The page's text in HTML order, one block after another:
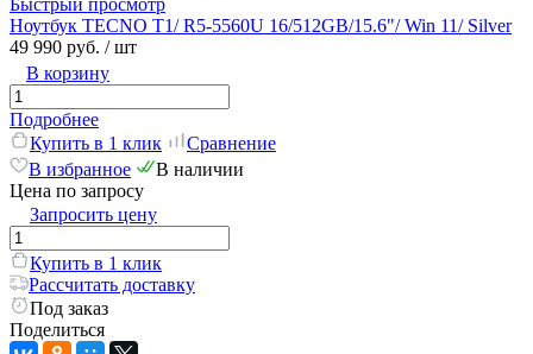
Ноутбук TECNO T1/ R5-5560U 16/512GB/15.6"/ Win 11/ Silver
49 990 руб. / шт
В корзину
Подробнее
Купить в 1 клик
Сравнение
В избранное
В наличии
Цена по запросу
Запросить цену
Купить в 1 клик
Рассчитать доставку
Под заказ
Поделиться